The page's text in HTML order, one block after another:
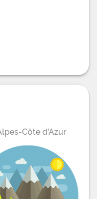
Côte d'Azur